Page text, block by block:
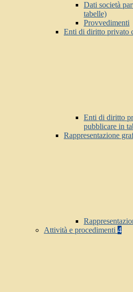
Dati società
tabelle)
Provvedimenti
Enti di diritto privato
Enti di diritto
pubblicare in
Rappresentazione
Attività e procedimenti 4